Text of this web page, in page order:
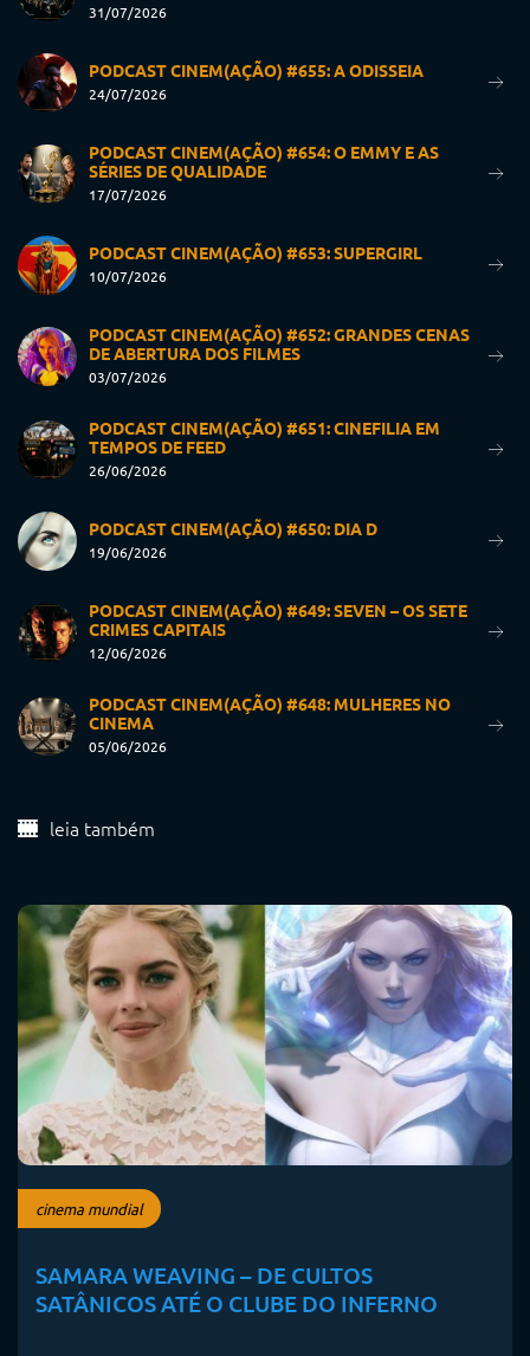
31/07/2026
PODCAST CINEM(AÇÃO) #655: A ODISSEIA
24/07/2026
PODCAST CINEM(AÇÃO) #654: O EMMY E AS
SÉRIES DE QUALIDADE
17/07/2026
PODCAST CINEM(AÇÃO) #653: SUPERGIRL
10/07/2026
PODCAST CINEM(AÇÃO) #652: GRANDES CENAS
DE ABERTURA DOS FILMES
03/07/2026
PODCAST CINEM(AÇÃO) #651: CINEFILIA EM
TEMPOS DE FEED
26/06/2026
PODCAST CINEM(AÇÃO) #650: DIA D
19/06/2026
PODCAST CINEM(AÇÃO) #649: SEVEN – OS SETE
CRIMES CAPITAIS
12/06/2026
PODCAST CINEM(AÇÃO) #648: MULHERES NO
CINEMA
05/06/2026
leia também
cinema mundial
SAMARA WEAVING – DE CULTOS
SATÂNICOS ATÉ O CLUBE DO INFERNO